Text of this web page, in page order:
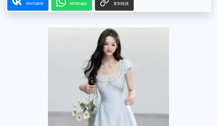
vkontakte whatsapp 复制链接